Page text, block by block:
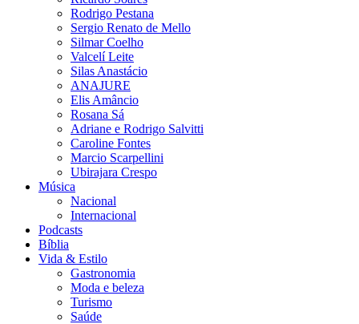
Rodrigo Pestana
Sergio Renato de Mello
Silmar Coelho
Valcelí Leite
Silas Anastácio
ANAJURE
Elis Amâncio
Rosana Sá
Adriane e Rodrigo Salvitti
Caroline Fontes
Marcio Scarpellini
Ubirajara Crespo
Música
Nacional
Internacional
Podcasts
Bíblia
Vida & Estilo
Gastronomia
Moda e beleza
Turismo
Saúde